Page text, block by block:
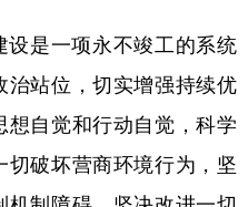
是一项永不竣工的系统
站位，切实增强持续优
自觉和行动自觉，科学
破坏营商环境行为，坚